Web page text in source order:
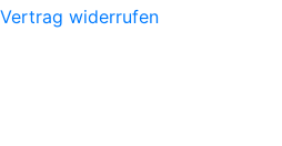
Vertrag widerrufen